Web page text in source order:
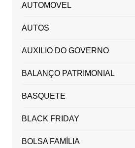
AUTOMOVEL
AUTOS
AUXILIO DO GOVERNO
BALANÇO PATRIMONIAL
BASQUETE
BLACK FRIDAY
BOLSA FAMÍLIA